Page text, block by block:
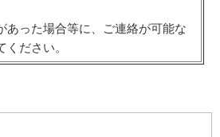
あった場合等に、ご連絡が可能な
ください。